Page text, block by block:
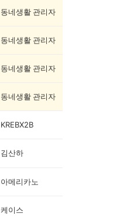
동네생활 관리자
동네생활 관리자
동네생활 관리자
동네생활 관리자
KREBX2B
김산하
아메리카노
케이스